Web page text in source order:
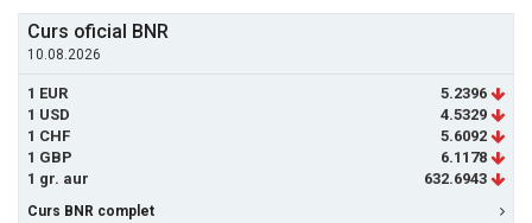
Curs oficial BNR
10.08.2026
1 EUR
5.2396
1 USD
4.5329
1 CHF
5.6092
1 GBP
6.1178
1 gr. aur
632.6943
Curs BNR complet